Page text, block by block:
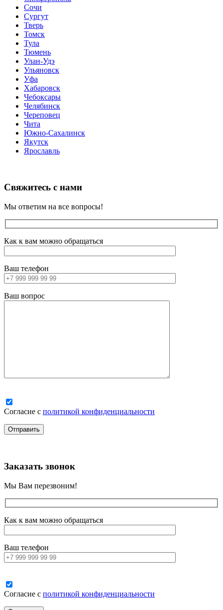
Сочи
Сургут
Тверь
Томск
Тула
Тюмень
Улан-Удэ
Ульяновск
Уфа
Хабаровск
Чебоксары
Челябинск
Череповец
Чита
Южно-Сахалинск
Якутск
Ярославль
Свяжитесь с нами
Мы ответим на все вопросы!
Как к вам можно обращаться
Ваш телефон
Ваш вопрос
Согласие с политикой конфиденциальности
Заказать звонок
Мы Вам перезвоним!
Как к вам можно обращаться
Ваш телефон
Согласие с политикой конфиденциальности